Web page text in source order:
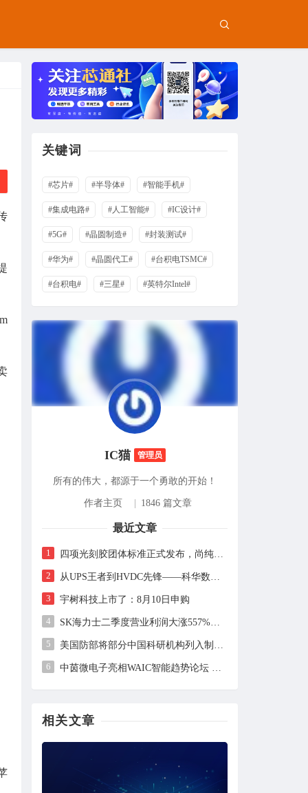
关键词
#芯片# #半导体# #智能手机#
#集成电路# #人工智能# #IC设计#
#5G# #晶圆制造# #封装测试#
#华为# #晶圆代工# #台积电TSMC#
#台积电# #三星# #英特尔Intel#
IC猫 管理员
所有的伟大，都源于一个勇敢的开始！
作者主页 1846 篇文章
最近文章
1 四项光刻胶团体标准正式发布，尚纯智造以设备商身份跻身标准起草席
2 从UPS王者到HVDC先锋——科华数据的“时代转身”
3 宇树科技上市了：8月10日申购
4 SK海力士二季度营业利润大涨557%，但未及市场预期
5 美国防部将部分中国科研机构列入制裁清单，中方回应
6 中茵微电子亮相WAIC智能趋势论坛 AI ASIC芯片定制平台赋能工业AI落地
相关文章